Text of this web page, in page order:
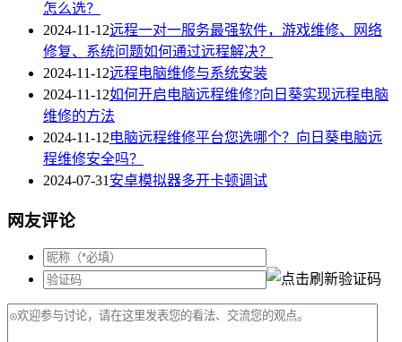
怎么选？
2024-11-12远程一对一服务最强软件，游戏维修、网络
修复、系统问题如何通过远程解决？
2024-11-12远程电脑维修与系统安装
2024-11-12如何开启电脑远程维修?向日葵实现远程电脑
维修的方法
2024-11-12电脑远程维修平台您选哪个？向日葵电脑远
程维修安全吗？
2024-07-31 安卓模拟器多开卡顿调试
网友评论